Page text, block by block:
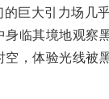
大引力场几乎
临其境地观察黑
体验光线被黑